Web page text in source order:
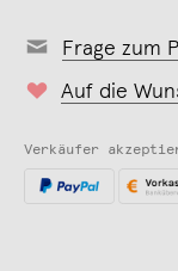
Frage zum
Auf die
Verkäufer